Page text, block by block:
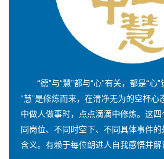
“德”与“慧”都与“心”有关，都是“心
“慧”是修炼而来，在清净无为的空杯心
中做人做事时，点点滴滴中修炼。这
同岗位、不同时空下、不同具体事件
含义。有赖于每位朗进人自我感悟并解